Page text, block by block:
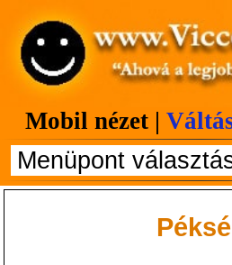
Mobil nézet |